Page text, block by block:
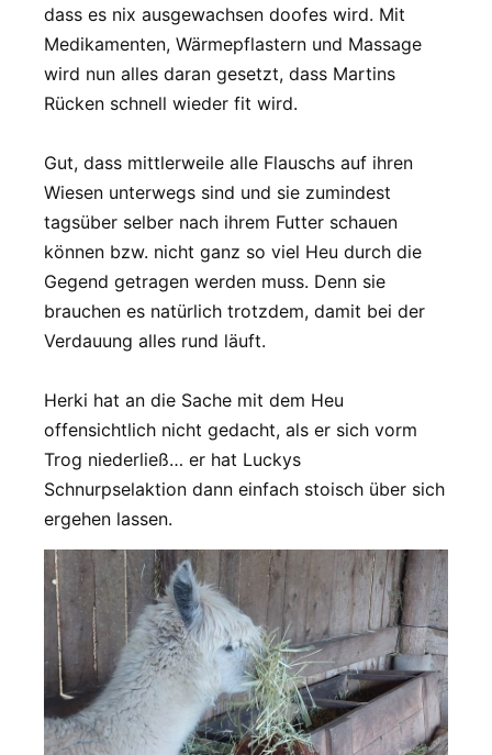
dass es nix ausgewachsen doofes wird. Mit
Medikamenten, Wärmepflastern und Massage
wird nun alles daran gesetzt, dass Martins
Rücken schnell wieder fit wird.
Gut, dass mittlerweile alle Flauschs auf ihren
Wiesen unterwegs sind und sie zumindest
tagsüber selber nach ihrem Futter schauen
können bzw. nicht ganz so viel Heu durch die
Gegend getragen werden muss. Denn sie
brauchen es natürlich trotzdem, damit bei der
Verdauung alles rund läuft.
Herki hat an die Sache mit dem Heu
offensichtlich nicht gedacht, als er sich vorm
Trog niederließ… er hat Luckys
Schnurpselaktion dann einfach stoisch über sich
ergehen lassen.